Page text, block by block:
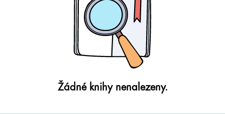
Žádné knihy nenalezeny.